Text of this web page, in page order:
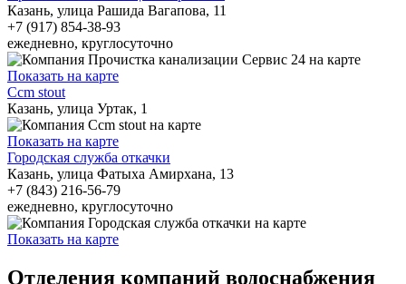
Казань, улица Рашида Вагапова, 11
+7 (917) 854-38-93
ежедневно, круглосуточно
Показать на карте
Ccm stout
Казань, улица Уртак, 1
Показать на карте
Городская служба откачки
Казань, улица Фатыха Амирхана, 13
+7 (843) 216-56-79
ежедневно, круглосуточно
Показать на карте
Отделения компаний водоснабжения